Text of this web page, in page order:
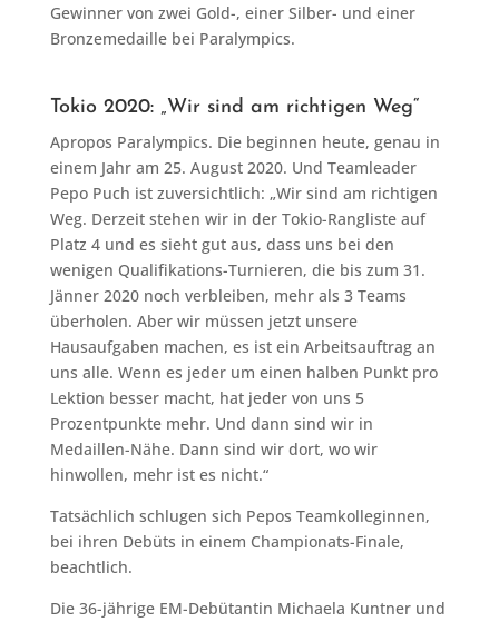
Gewinner von zwei Gold-, einer Silber- und einer
Bronzemedaille bei Paralympics.
Tokio 2020: „Wir sind am richtigen Weg“
Apropos Paralympics. Die beginnen heute, genau in
einem Jahr am 25. August 2020. Und Teamleader
Pepo Puch ist zuversichtlich: „Wir sind am richtigen
Weg. Derzeit stehen wir in der Tokio-Rangliste auf
Platz 4 und es sieht gut aus, dass uns bei den
wenigen Qualifikations-Turnieren, die bis zum 31.
Jänner 2020 noch verbleiben, mehr als 3 Teams
überholen. Aber wir müssen jetzt unsere
Hausaufgaben machen, es ist ein Arbeitsauftrag an
uns alle. Wenn es jeder um einen halben Punkt pro
Lektion besser macht, hat jeder von uns 5
Prozentpunkte mehr. Und dann sind wir in
Medaillen-Nähe. Dann sind wir dort, wo wir
hinwollen, mehr ist es nicht.“
Tatsächlich schlugen sich Pepos Teamkolleginnen,
bei ihren Debüts in einem Championats-Finale,
beachtlich.
Die 36-jährige EM-Debütantin Michaela Kuntner und